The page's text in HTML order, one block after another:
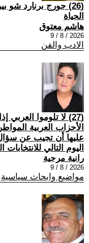
(26) جورج برنارد شو
الحياة
هاشم معتوق
2026 / 8 / 9
الادب والفن
(27) لا تلوموا
الأحزاب العربية
عليها أن تجيب عن
اليوم التالي للانتخابات
رانية مرجية
2026 / 8 / 9
مواضيع وابحاث سياسية